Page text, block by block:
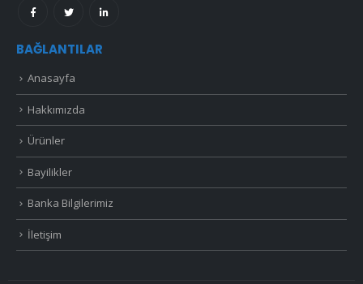
BAĞLANTILAR
Anasayfa
Hakkımızda
Ürünler
Bayilikler
Banka Bilgilerimiz
İletişim